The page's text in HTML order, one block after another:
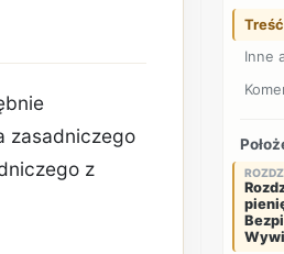
zasadniczego
z
Inne